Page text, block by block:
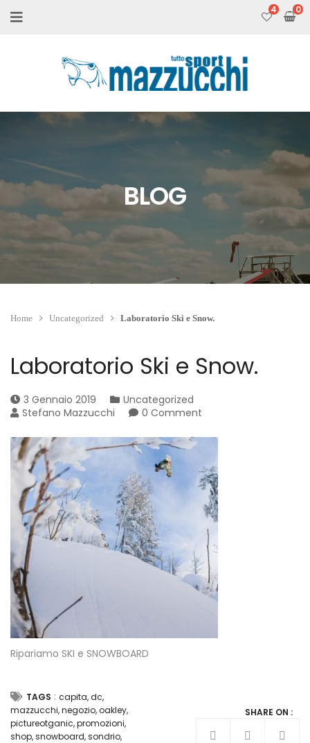
4
BLOG
Home Uncategorized Laboratorio Ski e Snow.
Laboratorio Ski e Snow.
3 Gennaio 2019
Uncategorized
Stefano Mazzucchi
0 Comment
Ripariamo SKI e SNOWBOARD
TAGS : capita,dc,
mazzucchi,negozio,oakley,
pictureotganic,promozioni,
shop,snowboard,sondrio,
SHARE ON :